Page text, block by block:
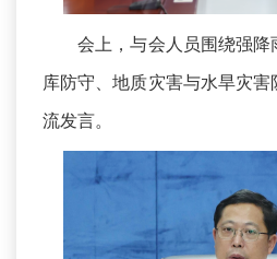
会上，与会人员围绕强降
库防守、地质灾害与水旱灾
流发言。